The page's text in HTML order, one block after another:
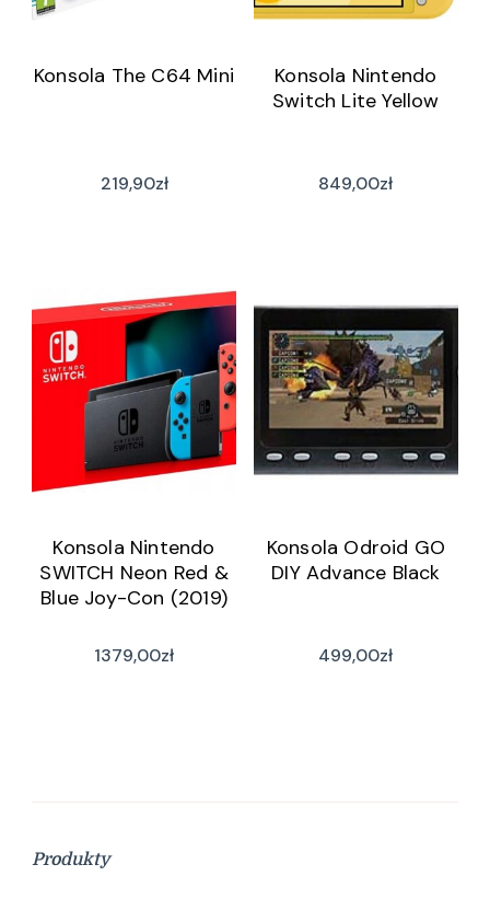
Konsola The C64 Mini
219,90zł
Konsola Nintendo
Switch Lite Yellow
849,00zł
Konsola Nintendo
SWITCH Neon Red &
Blue Joy-Con (2019)
1379,00zł
Konsola Odroid GO
DIY Advance Black
499,00zł
Produkty